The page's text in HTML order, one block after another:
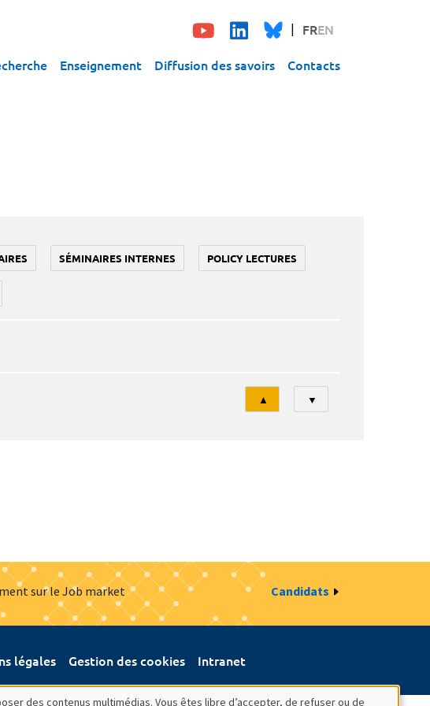
FREN
Enseignement Diffusion des savoirs Contacts
SÉMINAIRES INTERNES POLICY LECTURES
Tri
▲ ▼
sur le Job market Candidats
légales Gestion des cookies Intranet
des contenus multimédias. Vous êtes libre d’accepter, de refuser ou de